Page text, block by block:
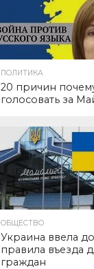
ПОЛИТИКА
20 причин
голосовать за
ОБЩЕСТВО
Украина ввела
правила въезда
граждан